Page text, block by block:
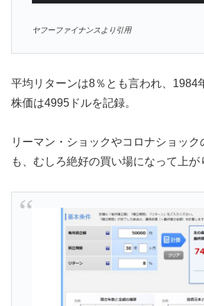
ヤフーファイナンスより引用
平均リターンは8％とも言われ、1984
株価は4995ドルを記録。
リーマン・ショックやコロナショック
も、むしろ絶好の買い場になって上が